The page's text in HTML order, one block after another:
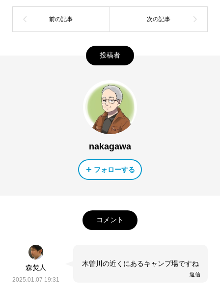
投稿者
nakagawa
フォローする
コメント
森焚人
2025.01.07 19:31
返信
木曽川の近くにあるキャンプ場ですね